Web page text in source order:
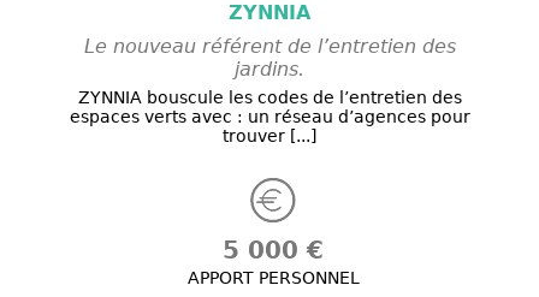
ZYNNIA
Le nouveau référent de l’entretien des
jardins.
ZYNNIA bouscule les codes de l’entretien des
espaces verts avec : un réseau d’agences pour
trouver [...]
5 000 €
APPORT PERSONNEL